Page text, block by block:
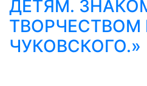
ДЕТЯМ.
ТВОРЧЕСТВОМ
ЧУКОВСКОГО.»